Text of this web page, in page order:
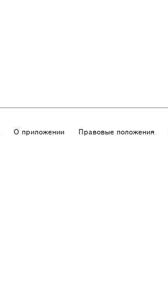
О приложении Правовые положения